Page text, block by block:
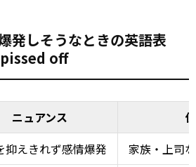
発しそうなときの英語表
off
ニュアンス
抑えきれず感情爆発
家族・上司